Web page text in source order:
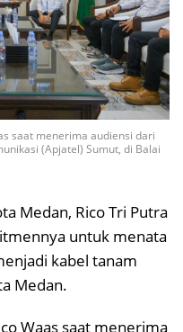
saat menerima audiensi dari
(Apjatel) Sumut, di Balai
Medan, Rico Tri Putra
untuk menata
kabel tanam
Medan.
Waas saat menerima